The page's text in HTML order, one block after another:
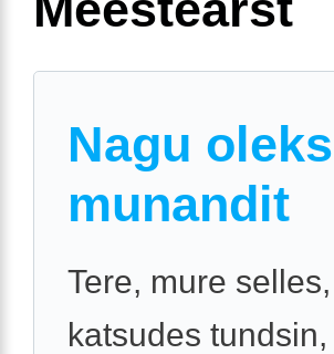
Nagu
munandit
Tere, mure
katsudes